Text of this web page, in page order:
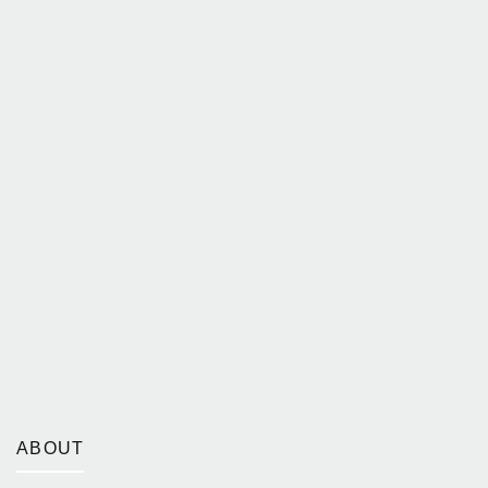
ABOUT